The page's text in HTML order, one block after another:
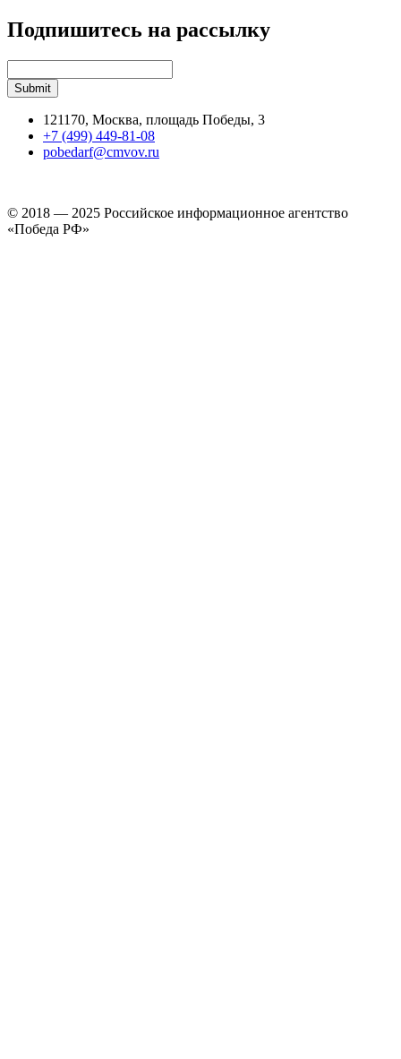
Подпишитесь на рассылку
121170, Москва, площадь Победы, 3
+7 (499) 449-81-08
pobedarf@cmvov.ru
© 2018 — 2025 Российское информационное агентство
«Победа РФ»